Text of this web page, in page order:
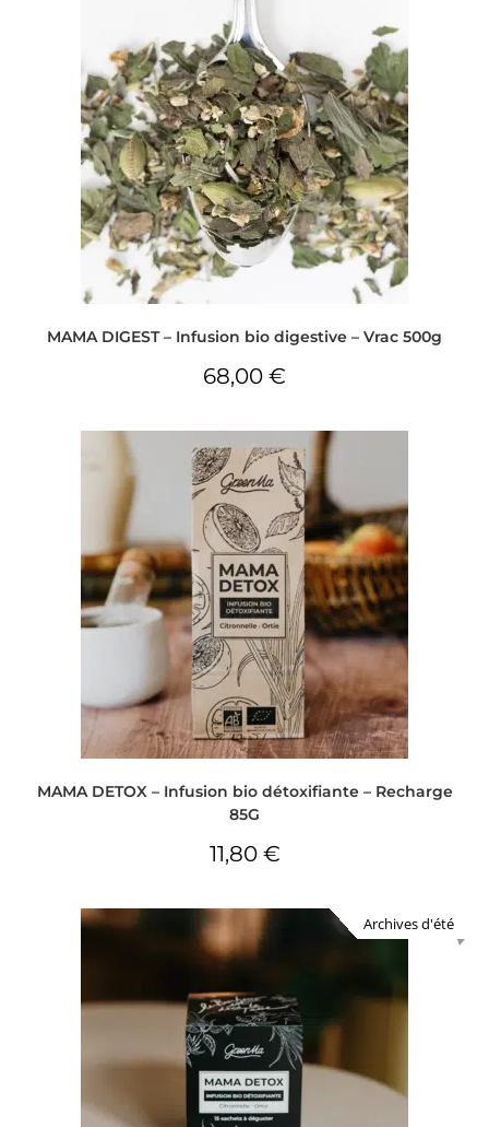
MAMA DIGEST – Infusion bio digestive – Vrac 500g
68,00 €
MAMA DETOX – Infusion bio détoxifiante – Recharge
85G
11,80 €
Archives d'été